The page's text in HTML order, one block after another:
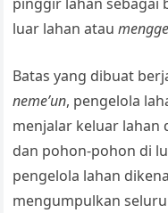
luar lahan atau
Batas yang dibuat
neme’un, pengelola
menjalar keluar lahan
dan pohon-pohon di
pengelola lahan
mengumpulkan